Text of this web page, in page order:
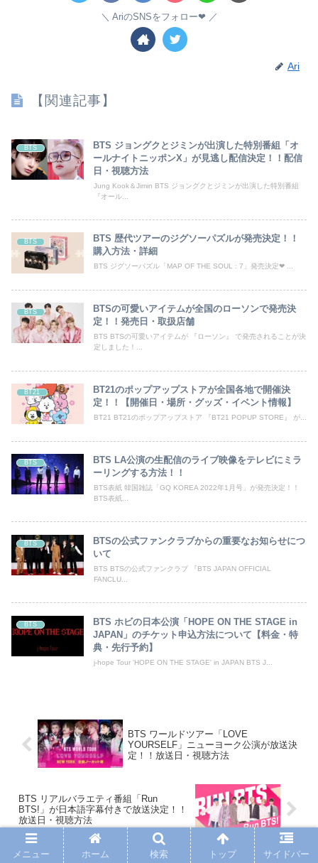
AriのSNSをフォロー❤︎
Ari
【関連記事】
BTS
BTS ジョングクとジミンが出演した特別番組「オ
ールナイトニッポンX」が見逃し配信決定！！配信
日・視聴方法
Jung Kook＆Jimin BTS ジョングクとジミンが出演した特別番組
『オール...
BTS
BTS 歴代ツアーのジグソーパズルが発売決定！！
購入方法・詳細
BTS ジグソーパズル「MAP OF THE SOUL : 7」発売決定❤︎ ...
BTS
BTSの可愛いアイテムが全国のローソンで発売決
定！！発売日・取扱店舗
BTS BTSの可愛いアイテムが 『ローソン』 で発売されることが決
定しました！...
BT21
BT21のポップアップストアが全国各地で開催決
定！！【開催日・場所・グッズ・イベント情報】
BT21 BT21のポップアップストア 『BT21 POPUP STORE』 が...
BTS
BTS LA公演の生配信のライブ映像をテレビにミラ
ーリングする方法！！
BTS表紙 韓国雑誌「GQ KOREA 2022年1月号」が発売決定！！
BTS表紙...
BTS
BTSの公式ファンクラブからの重要なお知らせにつ
いて
BTS BTSの公式ファンクラブ 『BTS JAPAN OFFICIAL
FANCLU...
BTS
BTS ホビの日本公演「HOPE ON THE STAGE in
JAPAN」のチケット申込方法について【料金・特
典・先行予約】
j-hope Tour 'HOPE ON THE STAGE' in JAPAN BTS J...
BTS ワールドツアー「LOVE
YOURSELF」ニューヨーク公演が放送決
定！！放送日・視聴方法
BTS リアルバラエティ番組「Run
BTS!」が日本語字幕付きで放送決定！！
放送日・視聴方法
メニュー ホーム 検索 トップ サイドバー